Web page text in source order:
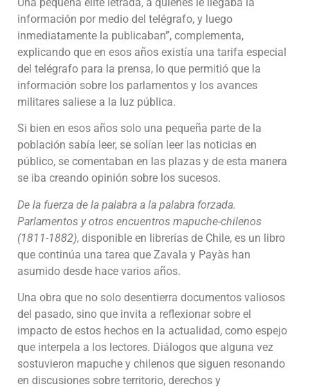
información por medio del telégrafo, y luego
inmediatamente la publicaban”, complementa,
explicando que en esos años existía una tarifa especial
del telégrafo para la prensa, lo que permitió que la
información sobre los parlamentos y los avances
militares saliese a la luz pública.
Si bien en esos años solo una pequeña parte de la
población sabía leer, se solían leer las noticias en
público, se comentaban en las plazas y de esta manera
se iba creando opinión sobre los sucesos.
De la fuerza de la palabra a la palabra forzada.
Parlamentos y otros encuentros mapuche-chilenos
(1811-1882), disponible en librerías de Chile, es un libro
que continúa una tarea que Zavala y Payàs han
asumido desde hace varios años.
Una obra que no solo desentierra documentos valiosos
del pasado, sino que invita a reflexionar sobre el
impacto de estos hechos en la actualidad, como espejo
que interpela a los lectores. Diálogos que alguna vez
sostuvieron mapuche y chilenos que siguen resonando
en discusiones sobre territorio, derechos y